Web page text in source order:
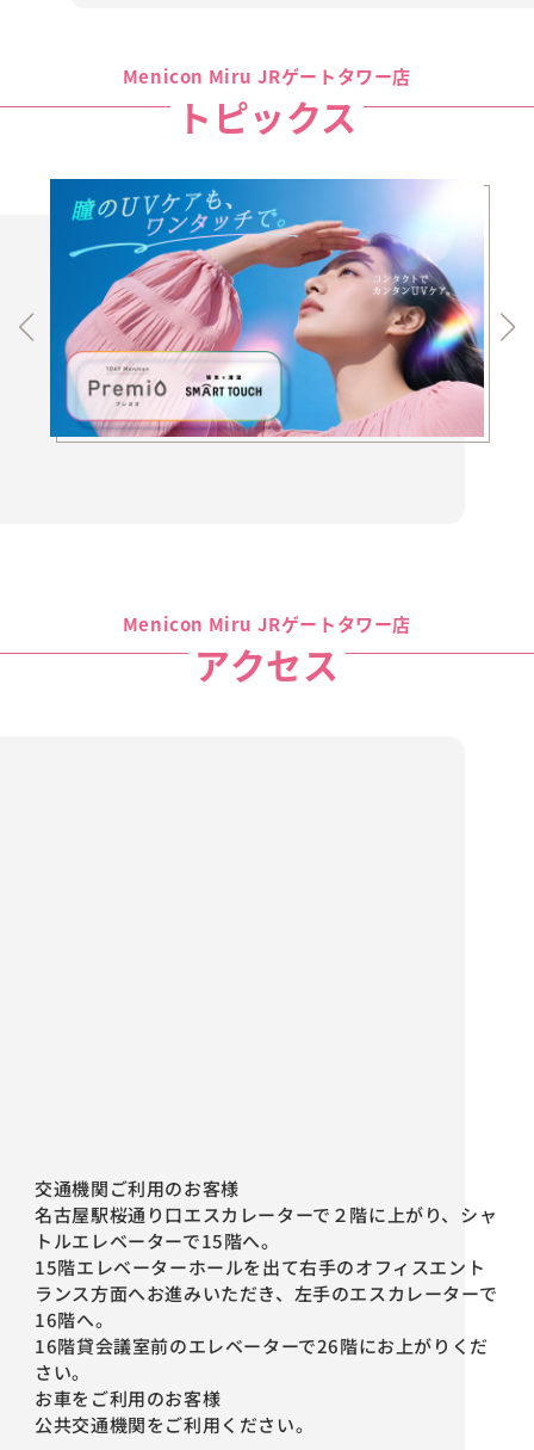
Menicon Miru JRゲートタワー店
トピックス
Menicon Miru JRゲートタワー店
アクセス
交通機関ご利用のお客様
名古屋駅桜通り口エスカレーターで２階に上がり、シャ
トルエレベーターで15階へ。
15階エレベーターホールを出て右手のオフィスエント
ランス方面へお進みいただき、左手のエスカレーターで
16階へ。
16階貸会議室前のエレベーターで26階にお上がりくだ
さい。
お車をご利用のお客様
公共交通機関をご利用ください。